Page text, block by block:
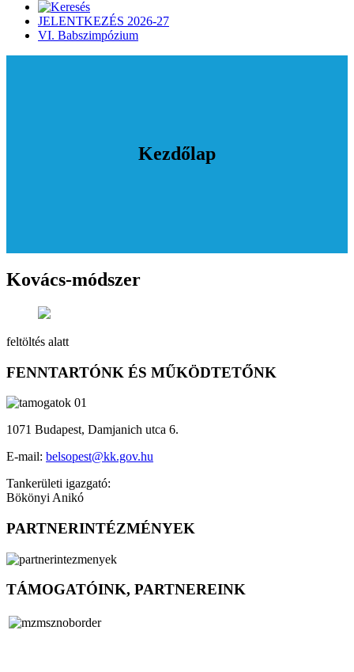
JELENTKEZÉS 2026-27
VI. Babszimpózium
Kezdőlap
Kovács-módszer
feltöltés alatt
FENNTARTÓNK ÉS MŰKÖDTETŐNK
1071 Budapest, Damjanich utca 6.
E-mail: belsopest@kk.gov.hu
Tankerületi igazgató:
Bökönyi Anikó
PARTNERINTÉZMÉNYEK
TÁMOGATÓINK, PARTNEREINK